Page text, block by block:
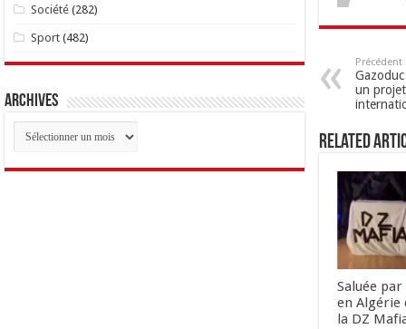
Précédent
un
Related
Saluée
en Algérie
la DZ
Société (282)
Sport (482)
Archives
Archives